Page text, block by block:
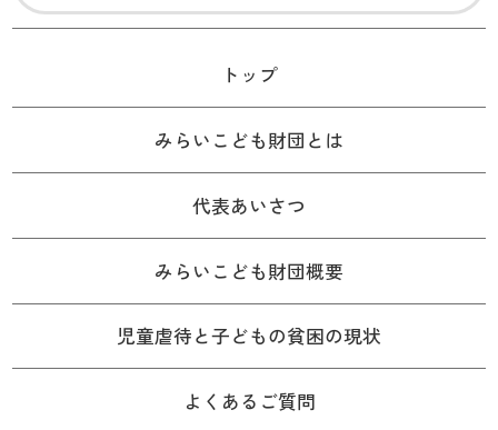
トップ
みらいこども財団とは
代表あいさつ
みらいこども財団概要
児童虐待と子どもの貧困の現状
よくあるご質問